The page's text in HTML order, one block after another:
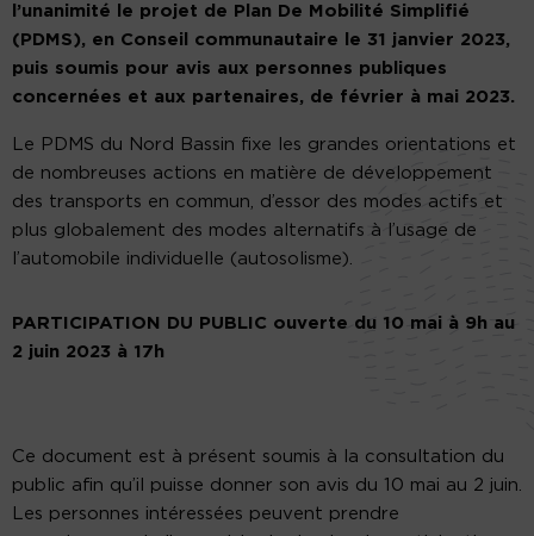
l’unanimité le projet de Plan De Mobilité Simplifié
(PDMS), en Conseil communautaire le 31 janvier 2023,
puis soumis pour avis aux personnes publiques
concernées et aux partenaires, de février à mai 2023.
Le PDMS du Nord Bassin fixe les grandes orientations et
de nombreuses actions en matière de développement
des transports en commun, d’essor des modes actifs et
plus globalement des modes alternatifs à l’usage de
l’automobile individuelle (autosolisme).
PARTICIPATION DU PUBLIC ouverte du 10 mai à 9h au
2 juin 2023 à 17h
Ce document est à présent soumis à la consultation du
public afin qu’il puisse donner son avis du 10 mai au 2 juin.
Les personnes intéressées peuvent prendre